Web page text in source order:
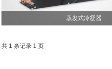
蒸发式冷凝器
共 1 条记录 1 页